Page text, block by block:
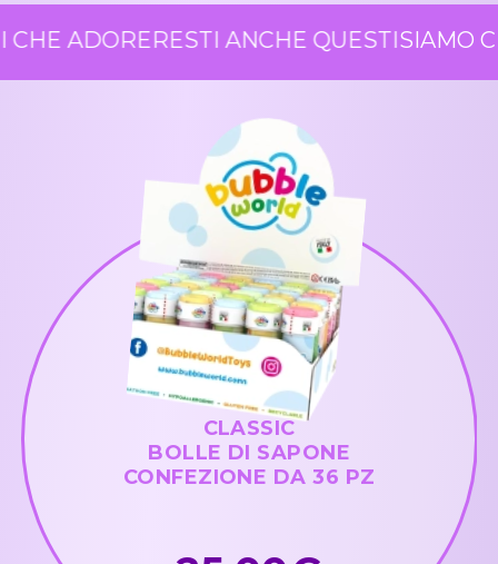
ADORERESTI ANCHE QUESTISIAMO
CLASSIC
BOLLE DI SAPONE
CONFEZIONE DA 36 PZ